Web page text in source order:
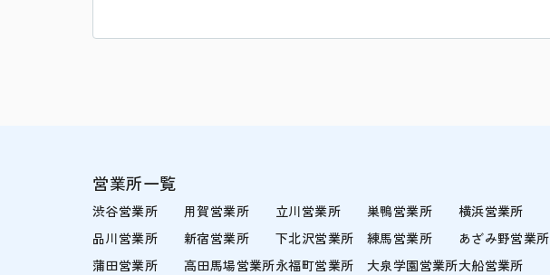
営業所一覧
渋谷営業所
品川営業所
蒲田営業所
用賀営業所
新宿営業所
高田馬場営業所
立川営業所
下北沢営業所
永福町営業所
巣鴨営業所
練馬営業所
大泉学園営業所
横浜営業所
あざみ野営業所
大船営業所